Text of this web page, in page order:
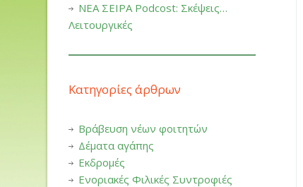
ΝΕΑ ΣΕΙΡΑ Podcost: Σκέψεις…
Λειτουργικές
Κατηγορίες άρθρων
Βράβευση νέων φοιτητών
Δέματα αγάπης
Εκδρομές
Ενοριακές Φιλικές Συντροφιές